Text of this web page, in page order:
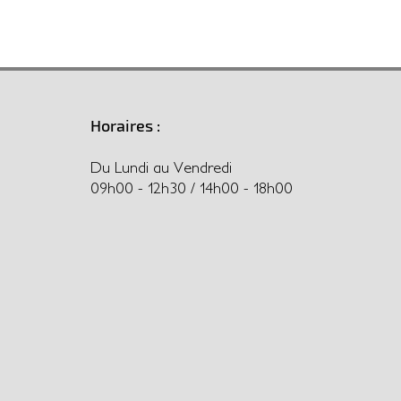
Horaires :
Du Lundi au Vendredi
09h00 - 12h30 / 14h00 - 18h00